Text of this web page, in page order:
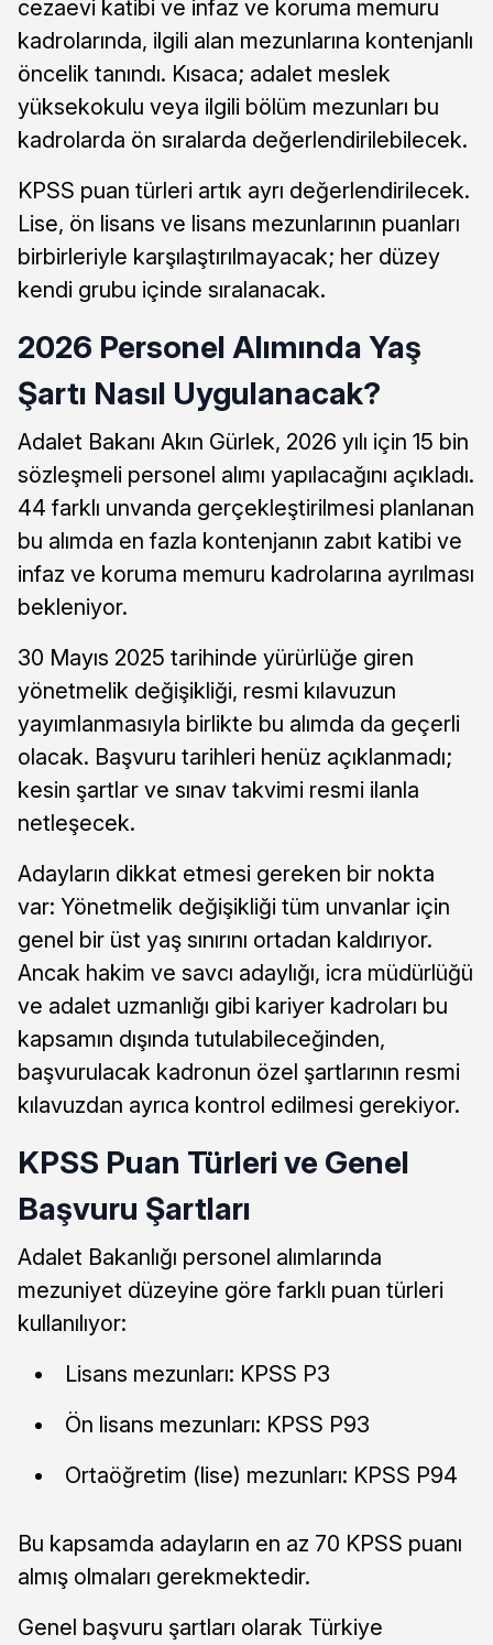
cezaevi katibi ve infaz ve koruma memuru
kadrolarında, ilgili alan mezunlarına kontenjanlı
öncelik tanındı. Kısaca; adalet meslek
yüksekokulu veya ilgili bölüm mezunları bu
kadrolarda ön sıralarda değerlendirilebilecek.
KPSS puan türleri artık ayrı değerlendirilecek.
Lise, ön lisans ve lisans mezunlarının puanları
birbirleriyle karşılaştırılmayacak; her düzey
kendi grubu içinde sıralanacak.
2026 Personel Alımında Yaş
Şartı Nasıl Uygulanacak?
Adalet Bakanı Akın Gürlek, 2026 yılı için 15 bin
sözleşmeli personel alımı yapılacağını açıkladı.
44 farklı unvanda gerçekleştirilmesi planlanan
bu alımda en fazla kontenjanın zabıt katibi ve
infaz ve koruma memuru kadrolarına ayrılması
bekleniyor.
30 Mayıs 2025 tarihinde yürürlüğe giren
yönetmelik değişikliği, resmi kılavuzun
yayımlanmasıyla birlikte bu alımda da geçerli
olacak. Başvuru tarihleri henüz açıklanmadı;
kesin şartlar ve sınav takvimi resmi ilanla
netleşecek.
Adayların dikkat etmesi gereken bir nokta
var: Yönetmelik değişikliği tüm unvanlar için
genel bir üst yaş sınırını ortadan kaldırıyor.
Ancak hakim ve savcı adaylığı, icra müdürlüğü
ve adalet uzmanlığı gibi kariyer kadroları bu
kapsamın dışında tutulabileceğinden,
başvurulacak kadronun özel şartlarının resmi
kılavuzdan ayrıca kontrol edilmesi gerekiyor.
KPSS Puan Türleri ve Genel
Başvuru Şartları
Adalet Bakanlığı personel alımlarında
mezuniyet düzeyine göre farklı puan türleri
kullanılıyor:
Lisans mezunları: KPSS P3
Ön lisans mezunları: KPSS P93
Ortaöğretim (lise) mezunları: KPSS P94
Bu kapsamda adayların en az 70 KPSS puanı
almış olmaları gerekmektedir.
Genel başvuru şartları olarak Türkiye